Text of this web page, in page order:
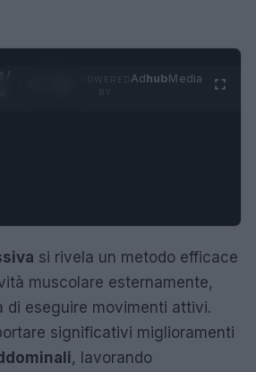
/
AdhubMedia
si rivela un metodo efficace
muscolare esternamente,
di eseguire movimenti attivi.
significativi miglioramenti
, lavorando